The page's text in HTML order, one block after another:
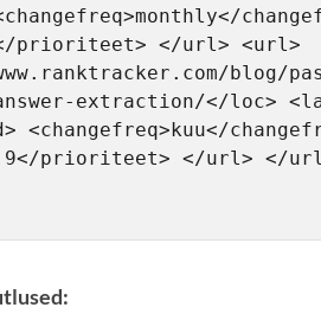
prioriteet> </url> <url>
blog/
extraction/</loc>
<changefreq>kuu</
prioriteet> </url> </